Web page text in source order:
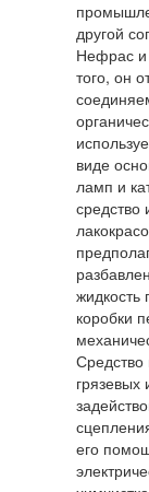
другой
Нефрас и
того, он
виде
ламп и
средство
жидкость
коробки
Средство
его